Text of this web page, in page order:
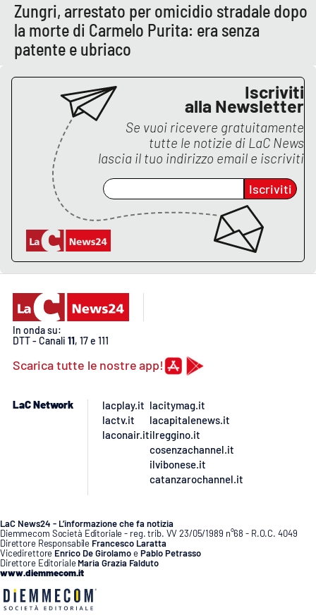
APP
Android
Apple
Zungri, arrestato per omicidio stradale dopo
la morte di Carmelo Purita: era senza
patente e ubriaco
Iscriviti
alla Newsletter
Se vuoi ricevere gratuitamente
tutte le notizie di LaC News
lascia il tuo indirizzo email e iscriviti
Iscriviti
In onda su:
DTT - Canali 11, 17 e 111
Scarica tutte le nostre app!
LaC Network
lacplay.it
lactv.it
laconair.it
lacitymag.it
lacapitalenews.it
ilreggino.it
cosenzachannel.it
ilvibonese.it
catanzarochannel.it
LaC News24 - L’informazione che fa notizia
Diemmecom Società Editoriale - reg. trib. VV 23/05/1989 n°68 - R.O.C. 4049
Direttore Responsabile Francesco Laratta
Vicedirettore Enrico De GirolamoePablo Petrasso
Direttore Editoriale Maria Grazia Falduto
www.diemmecom.it